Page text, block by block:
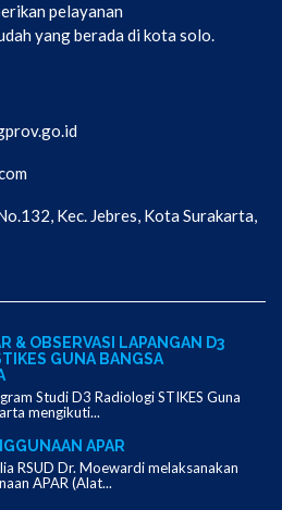
pelayanan
yang berada di kota solo.
Kec. Jebres, Kota Surakarta,
& OBSERVASI LAPANGAN D3
GUNA BANGSA
Studi D3 Radiologi STIKES Guna
mengikuti...
APAR
RSUD Dr. Moewardi melaksanakan
APAR (Alat...